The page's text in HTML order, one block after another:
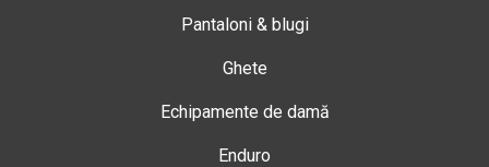
Pantaloni & blugi
Ghete
Echipamente de damă
Enduro